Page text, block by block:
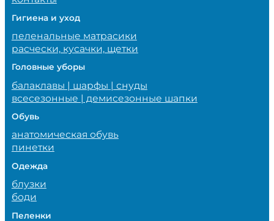
Гигиена и уход
пеленальные матрасики
расчески, кусачки, щетки
Головные уборы
балаклавы | шарфы | снуды
всесезонные | демисезонные шапки
Обувь
анатомическая обувь
пинетки
Одежда
блузки
боди
Пеленки